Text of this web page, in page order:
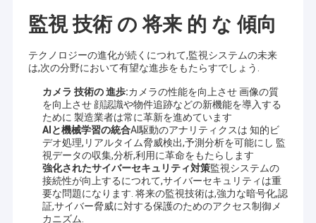
5MPカメラ モジュール
8MPカメラ モジュール
カメラモジュールレンズ
ラズベリーPIのカメラ モジュール
監視 技術 の 将来 的 な 傾向
テクノロジーの進化が続くにつれて,監視システムの未来
は,次の分野において有望な進歩をもたらすでしょう.
カメラ 技術の 進歩:カメラの性能を向上させ 画像の質
を向上させ 顔認識や物件追跡などの新機能を導入する
ために 製造業者は常に革新を進めています
AIと機械学習の統合AI駆動のアナリティクスは 知的ビ
デオ処理,リアルタイム脅威検出,予測分析を可能にし 監
視データの収集,分析,利用に革命をもたらします
強化されたサイバーセキュリティ対策監視システムの
接続性が向上するにつれて,サイバーセキュリティは重
要な問題になります. 将来の監視技術は,強力な暗号化,認
証,サイバー脅威に対する保護のためのアクセス制御メ
カニズム.